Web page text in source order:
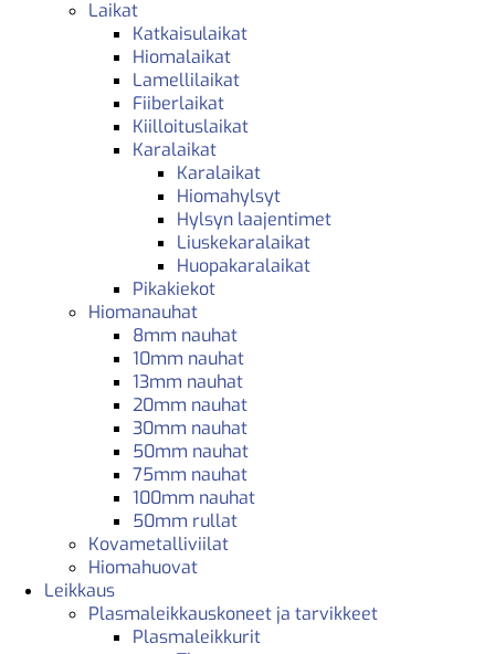
Laikat
Katkaisulaikat
Hiomalaikat
Lamellilaikat
Fiiberlaikat
Kiilloituslaikat
Karalaikat
Karalaikat
Hiomahylsyt
Hylsyn laajentimet
Liuskekaralaikat
Huopakaralaikat
Pikakiekot
Hiomanauhat
8mm nauhat
10mm nauhat
13mm nauhat
20mm nauhat
30mm nauhat
50mm nauhat
75mm nauhat
100mm nauhat
50mm rullat
Kovametalliviilat
Hiomahuovat
Leikkaus
Plasmaleikkauskoneet ja tarvikkeet
Plasmaleikkurit